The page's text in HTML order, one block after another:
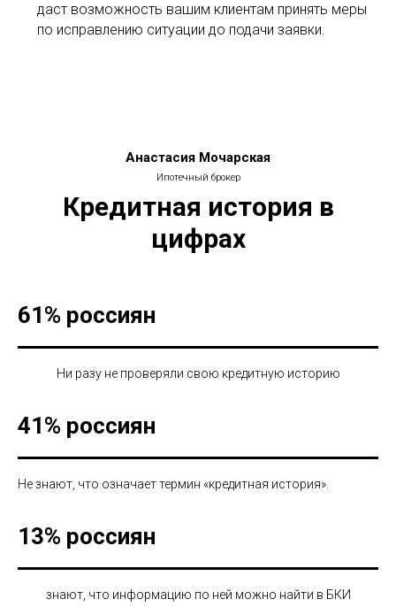
даст возможность вашим клиентам принять меры
по исправлению ситуации до подачи заявки.
Анастасия Мочарская
Ипотечный брокер
Кредитная история в
цифрах
61% россиян
Ни разу не проверяли свою кредитную историю
41% россиян
Не знают, что означает термин «кредитная история».
13% россиян
знают, что информацию по ней можно найти в БКИ